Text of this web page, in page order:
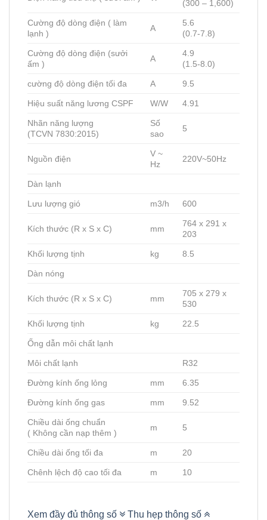
(300 – 1,600)
Cường độ dòng điện ( làm
lạnh )
A
5.6
(0.7-7.8)
Cường độ dòng điện (sưởi
ấm )
A
4.9
(1.5-8.0)
cường độ dòng điện tối đa A 9.5
Hiệu suất năng lương CSPF W/W 4.91
Nhãn năng lượng
(TCVN 7830:2015)
Số
sao
5
Nguồn điện
V ~
Hz
220V~50Hz
Dàn lạnh
Lưu lượng gió m3/h 600
Kích thước (R x S x C) mm
764 x 291 x
203
Khối lượng tịnh kg 8.5
Dàn nóng
Kích thước (R x S x C) mm
705 x 279 x
530
Khối lượng tịnh kg 22.5
Ống dẫn môi chất lạnh
Môi chất lạnh R32
Đường kính ống lỏng mm 6.35
Đường kính ống gas mm 9.52
Chiều dài ống chuẩn
( Không cần nạp thêm )
m 5
Chiều dài ống tối đa m 20
Chênh lệch độ cao tối đa m 10
Xem đầy đủ thông số Thu hẹp thông số